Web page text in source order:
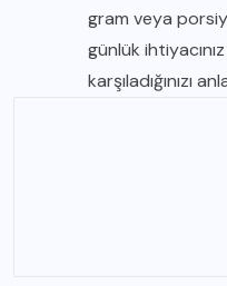
gram veya
günlük
karşıladığınızı